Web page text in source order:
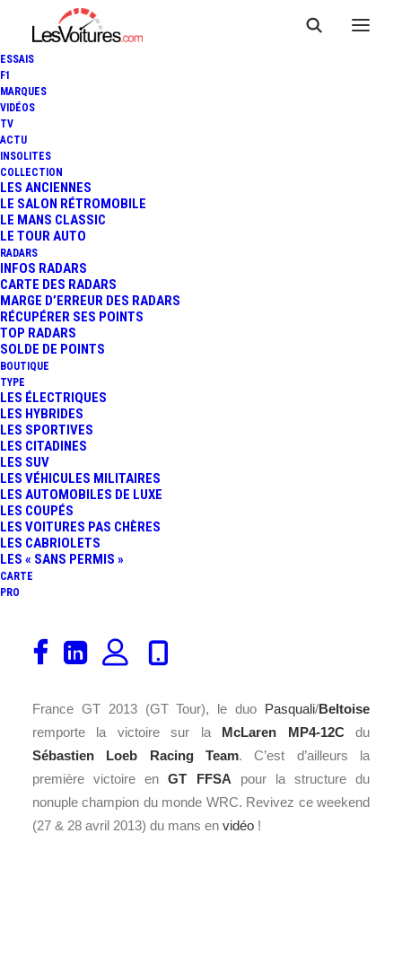
ESSAIS
F1
MARQUES
VIDÉOS
TV
ACTU
INSOLITES
COLLECTION
LES ANCIENNES
LE SALON RÉTROMOBILE
LE MANS CLASSIC
LE TOUR AUTO
RADARS
INFOS RADARS
CARTE DES RADARS
MARGE D’ERREUR DES RADARS
RÉCUPÉRER SES POINTS
TOP RADARS
SOLDE DE POINTS
BOUTIQUE
TYPE
LES ÉLECTRIQUES
LES HYBRIDES
LES SPORTIVES
LES CITADINES
LES SUV
LES VÉHICULES MILITAIRES
LES AUTOMOBILES DE LUXE
LES COUPÉS
LES VOITURES PAS CHÈRES
LES CABRIOLETS
LES « SANS PERMIS »
CARTE
PRO
BELTOISE/PASQUALI SUR LA
MCLAREN MP4-12C GT3 (GT
1 Minute
Ils se sont quittés fin 2011 avec le titre de champion de
France GT et ils se retrouvent avec la victoire en 2013.
France GT 2013 (GT Tour), le duo Pasquali/Beltoise
remporte la victoire sur la McLaren MP4-12Cdu
Sébastien Loeb Racing Team. C’est d’ailleurs la
première victoire enGT FFSA pour la structure du
nonuple champion du monde WRC. Revivez ce weekend
(27 & 28 avril 2013) du mans en vidéo !